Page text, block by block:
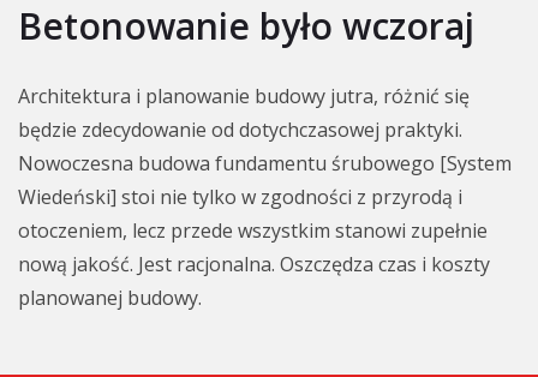
Betonowanie było wczoraj
Architektura i planowanie budowy jutra, różnić się
będzie zdecydowanie od dotychczasowej praktyki.
Nowoczesna budowa fundamentu śrubowego [System
Wiedeński] stoi nie tylko w zgodności z przyrodą i
otoczeniem, lecz przede wszystkim stanowi zupełnie
nową jakość. Jest racjonalna. Oszczędza czas i koszty
planowanej budowy.